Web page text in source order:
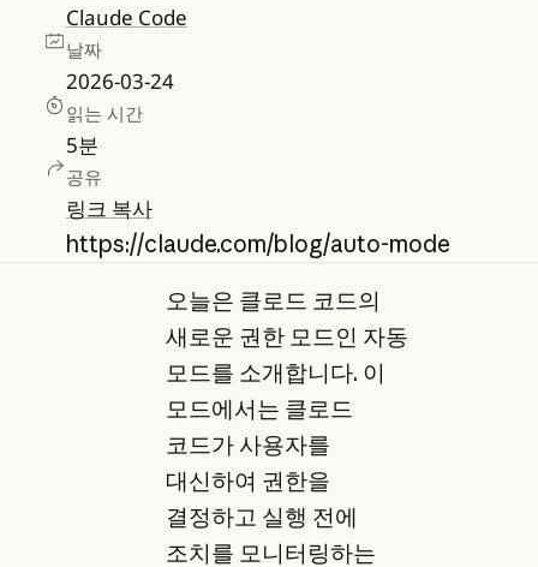
Claude Code
날짜
2026-03-24
읽는 시간
5분
공유
링크 복사
https://claude.com/blog/auto-mode
오늘은 클로드 코드의
새로운 권한 모드인 자동
모드를 소개합니다. 이
모드에서는 클로드
코드가 사용자를
대신하여 권한을
결정하고 실행 전에
조치를 모니터링하는